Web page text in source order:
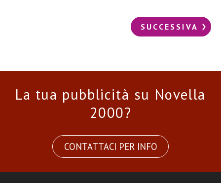
SUCCESSIVA
La tua pubblicità su Novella
2000?
CONTATTACI PER INFO